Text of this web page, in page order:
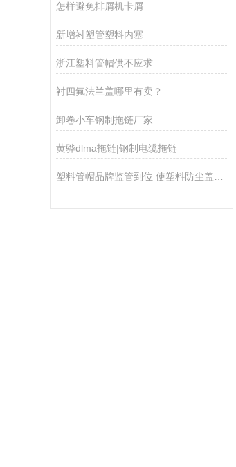
怎样避免排屑机卡屑
新增衬塑管塑料内塞
浙江塑料管帽供不应求
衬四氟法兰盖哪里有卖？
卸卷小车钢制拖链厂家
黄骅dlma拖链|钢制电缆拖链